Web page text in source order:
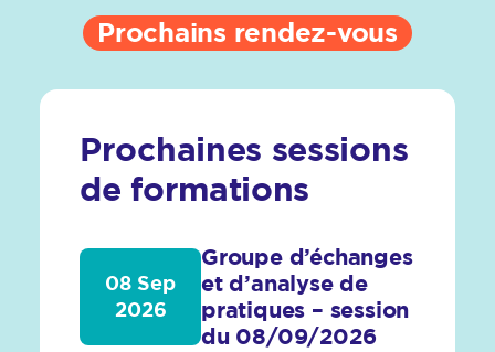
Prochains rendez-vous
Prochaines sessions
de formations
08 Sep
2026
Groupe d’échanges
et d’analyse de
pratiques – session
du 08/09/2026